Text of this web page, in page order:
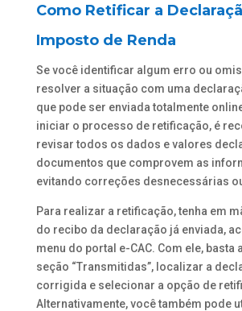
Como Retificar a
Imposto de Renda
Se você identificar algum erro ou
resolver a situação com uma
que pode ser enviada totalmente
iniciar o processo de retificação, é
revisar todos os dados e valores
documentos que comprovem as
evitando correções desnecessárias
Para realizar a retificação, tenha em
do recibo da declaração já enviada,
menu do portal e-CAC. Com ele, basta
seção “Transmitidas”, localizar a
corrigida e selecionar a opção de
Alternativamente, você também pode